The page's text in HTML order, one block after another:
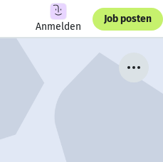
Anmelden
Job posten